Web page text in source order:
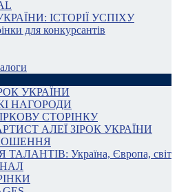
ІСТОРІЇ УСПІХУ
для конкурсантів
УКРАЇНИ
НАГОРОДИ
СТОРІНКУ
АЛЕЇ ЗІРОК УКРАЇНИ
Україна, Європа, світ